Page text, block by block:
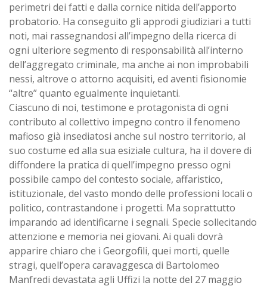
perimetri dei fatti e dalla cornice nitida dell’apporto
probatorio. Ha conseguito gli approdi giudiziari a tutti
noti, mai rassegnandosi all’impegno della ricerca di
ogni ulteriore segmento di responsabilità all’interno
dell’aggregato criminale, ma anche ai non improbabili
nessi, altrove o attorno acquisiti, ed aventi fisionomie
“altre” quanto egualmente inquietanti.
Ciascuno di noi, testimone e protagonista di ogni
contributo al collettivo impegno contro il fenomeno
mafioso già insediatosi anche sul nostro territorio, al
suo costume ed alla sua esiziale cultura, ha il dovere di
diffondere la pratica di quell’impegno presso ogni
possibile campo del contesto sociale, affaristico,
istituzionale, del vasto mondo delle professioni locali o
politico, contrastandone i progetti. Ma soprattutto
imparando ad identificarne i segnali. Specie sollecitando
attenzione e memoria nei giovani. Ai quali dovrà
apparire chiaro che i Georgofili, quei morti, quelle
stragi, quell’opera caravaggesca di Bartolomeo
Manfredi devastata agli Uffizi la notte del 27 maggio